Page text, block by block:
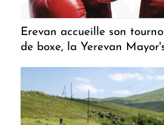
Erevan accueille son
de boxe, la Yerevan